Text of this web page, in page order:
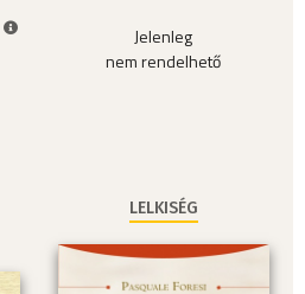
Jelenleg
nem rendelhető
LELKISÉG